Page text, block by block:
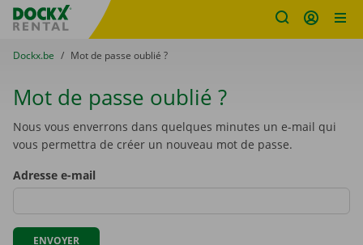
sitename
You are here:
du
Dockx.be to
Mot de passe oublié ?
Mot de passe oublié ?
Nous vous enverrons dans quelques minutes un e-mail qui
vous permettra de créer un nouveau mot de passe.
Adresse e-mail
ENVOYER